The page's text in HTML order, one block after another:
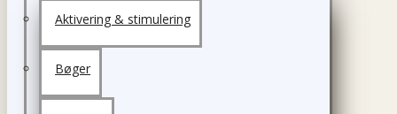
Aktivering & stimulering
Bøger